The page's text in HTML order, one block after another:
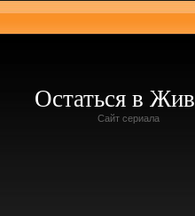
Остаться в
Сайт сериала